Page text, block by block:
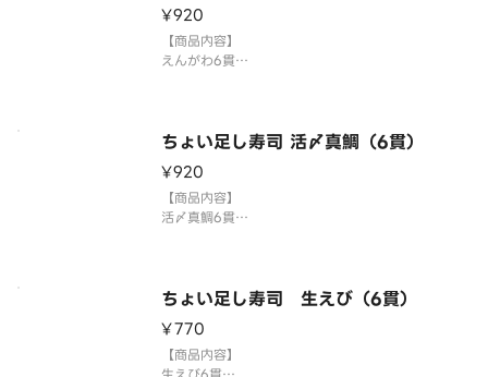
⚠️お届け後は早めにお召し上
¥920
【商品内容】
えんがわ6貫
3貫盛り・ちょい足し寿司を複数ご注文の場合1つの
⚠️お届け後は早めにお召し上
ちょい足し寿司 活〆真鯛（6貫）
¥920
【商品内容】
活〆真鯛6貫
3貫盛り・ちょい足し寿司を複数ご注文の場合1つの
⚠️お届け後は早めにお召し上
ちょい足し寿司 生えび（6貫）
¥770
【商品内容】